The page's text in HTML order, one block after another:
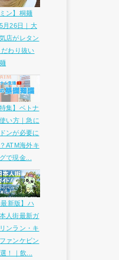
ン】桐麺
月26日｜大
店がレタン
だわり抜い
集】ベトナ
い方｜急に
ンが必要に
ATM海外キ
で現金...
最新版】ハ
人街最新ガ
ンラン・キ
ァンケビン
！｜飲...